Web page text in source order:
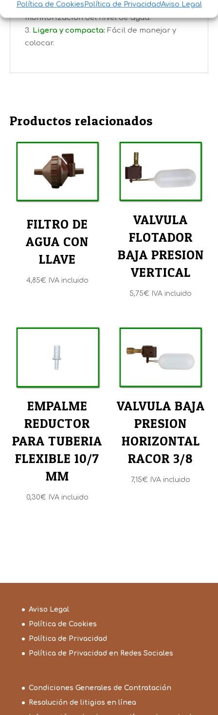
Política de Cookies Política de PrivacidadAviso Legal
Material traslúcido:Facilita la
monitorización del nivel de agua.
Ligera y compacta: Fácil de manejar y
colocar.
Title
Productos relacionados
FILTRO DE
AGUA CON
LLAVE
4,85€ IVA incluido
VALVULA
FLOTADOR
BAJA PRESION
VERTICAL
5,75€ IVA incluido
EMPALME
REDUCTOR
PARA TUBERIA
FLEXIBLE 10/7
MM
0,30€ IVA incluido
VALVULA BAJA
PRESION
HORIZONTAL
RACOR 3/8
7,15€ IVA incluido
Aviso Legal
Política de Cookies
Política de Privacidad
Política de Privacidad en Redes Sociales
Condiciones Generales de Contratación
Resolución de litigios en línea